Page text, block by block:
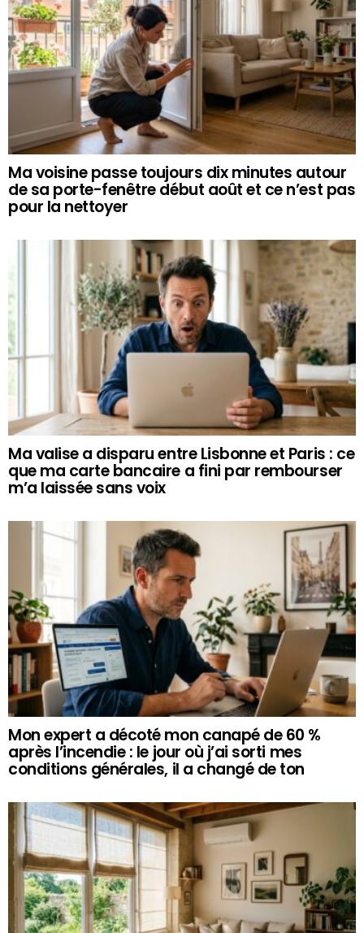
Ma voisine passe toujours dix minutes autour
de sa porte-fenêtre début août et ce n’est pas
pour la nettoyer
Ma valise a disparu entre Lisbonne et Paris : ce
que ma carte bancaire a fini par rembourser
m’a laissée sans voix
Mon expert a décoté mon canapé de 60 %
après l’incendie : le jour où j’ai sorti mes
conditions générales, il a changé de ton